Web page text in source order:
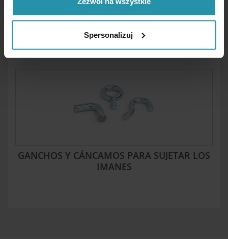
Spersonalizuj
CON ROSCA INTERIOR EN CARCASA DE
LATÓN
GANCHOS Y CÁNCAMOS PARA SUJETAR LOS
IMANES